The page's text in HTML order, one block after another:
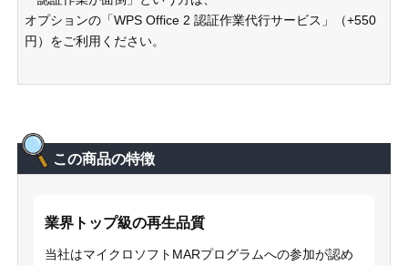
オプションの「WPS Office 2 認証作業代行サービス」（+550
円）をご利用ください。
この商品の特徴
業界トップ級の再生品質
当社はマイクロソフトMARプログラムへの参加が認め